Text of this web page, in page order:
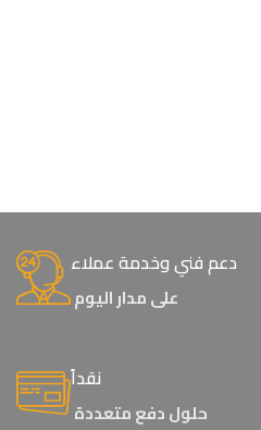
دعم فني وخدمة عملاء
على مدار اليوم
نقداً
حلول دفع متعددة